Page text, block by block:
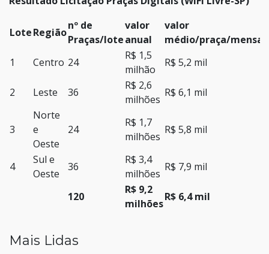
LoteRegião
nº de
Praças/lote
valor
anual
valor
médio/praça/mensal
1
Centro 24
R$ 1,5
milhão
R$ 5,2 mil
2 Leste 36
R$ 2,6
milhões
R$ 6,1 mil
3
Norte
e
Oeste
24
R$ 1,7
milhões
R$ 5,8 mil
4
Sul e
Oeste
36
R$ 3,4
milhões
R$ 7,9 mil
120
R$ 9,2
milhões
R$ 6,4 mil
Mais Lidas